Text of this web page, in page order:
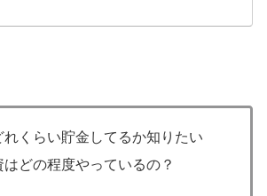
れくらい貯金してるか知りたい
どの程度やっているの？